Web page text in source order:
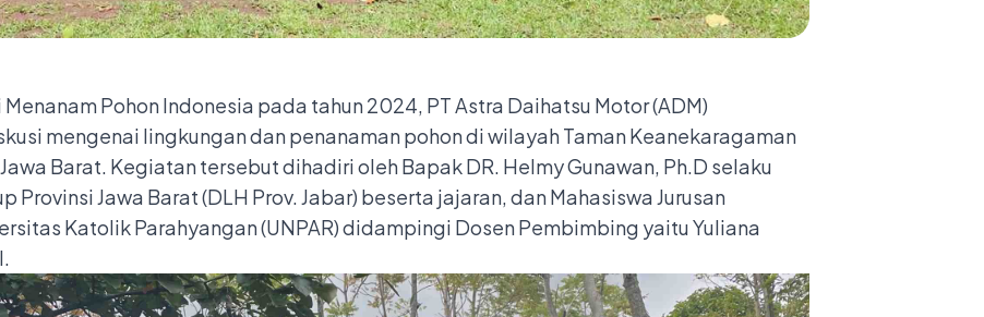
Pohon Indonesia pada tahun 2024, PT Astra Daihatsu Motor (ADM)
mengenai lingkungan dan penanaman pohon di wilayah Taman Keanekaragaman
Barat. Kegiatan tersebut dihadiri oleh Bapak DR. Helmy Gunawan, Ph.D selaku
Provinsi Jawa Barat (DLH Prov. Jabar) beserta jajaran, dan Mahasiswa Jurusan
Katolik Parahyangan (UNPAR) didampingi Dosen Pembimbing yaitu Yuliana